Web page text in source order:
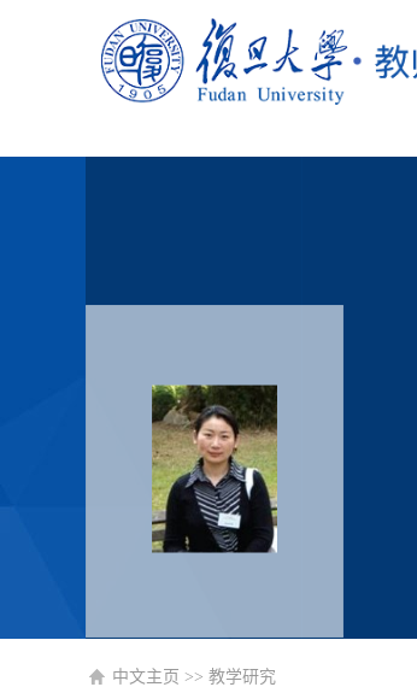
中文主页 >> 教学研究